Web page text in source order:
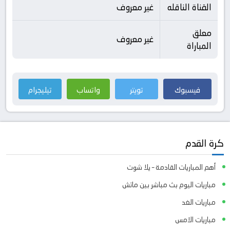
القناة الناقله
غير معروف
معلق
المباراة
غير معروف
فيسبوك تويتر واتساب تيليجرام
كرة القدم
أهم المباريات القادمة – يلا شوت
مباريات اليوم بث مباشر بين ماتش
مباريات الغد
مباريات الامس